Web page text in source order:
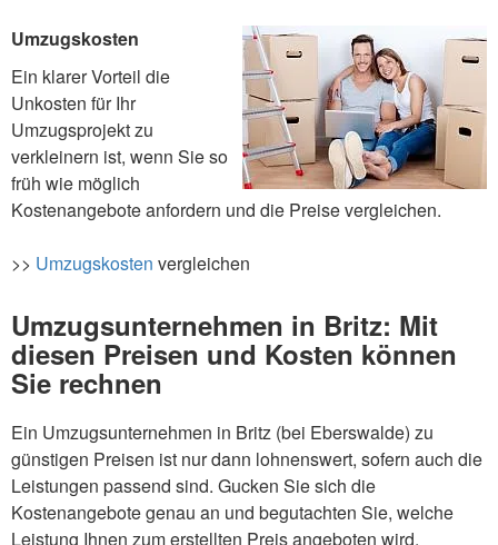
Umzugskosten
Ein klarer Vorteil die
Unkosten für Ihr
Umzugsprojekt zu
verkleinern ist, wenn Sie so
früh wie möglich
Kostenangebote anfordern und die Preise vergleichen.
>> Umzugskosten vergleichen
Umzugsunternehmen in Britz: Mit
diesen Preisen und Kosten können
Sie rechnen
Ein Umzugsunternehmen in Britz (bei Eberswalde) zu
günstigen Preisen ist nur dann lohnenswert, sofern auch die
Leistungen passend sind. Gucken Sie sich die
Kostenangebote genau an und begutachten Sie, welche
Leistung Ihnen zum erstellten Preis angeboten wird.